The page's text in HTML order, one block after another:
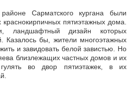
Сарматского кургана были
краснокирпичных пятиэтажных дома.
ландшафтный дизайн которых
Казалось бы, жители многоэтажных
и завидовать белой завистью. Но
близлежащих частных домов и их
во двор пятиэтажек, в их